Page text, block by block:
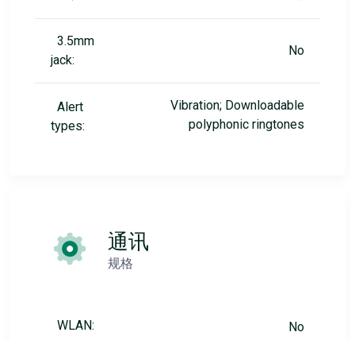
3.5mm
jack:
No
Alert
types:
Vibration; Downloadable
polyphonic ringtones
通讯
规格
WLAN: No